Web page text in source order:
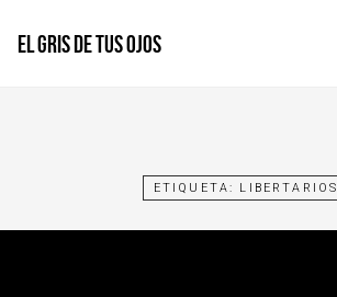
EL GRIS DE TUS OJOS
ETIQUETA: LIBERTARIOS